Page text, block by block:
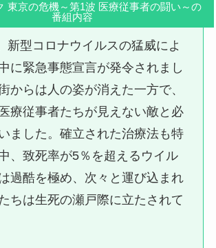
東京の危機～第1波 医療従事者の闘い～の
番組内容
新型コロナウイルスの猛威によ
に緊急事態宣言が発令されまし
からは人の姿が消えた一方で、
療従事者たちが見えない敵と必
ました。確立された治療法も特
、致死率が5％を超えるウイル
過酷を極め、次々と運び込まれ
ちは生死の瀬戸際に立たされて